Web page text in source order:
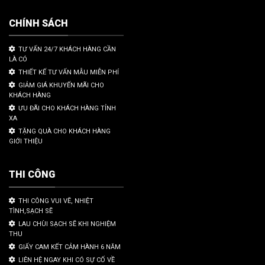
CHÍNH SÁCH
TƯ VẤN 24/7 KHÁCH HÀNG CẦN
LÀ CÓ
THIẾT KẾ TƯ VẤN MẪU MIỄN PHÍ
GIẢM GIÁ KHUYẾN MÃI CHO
KHÁCH HÀNG
ƯU ĐÃI CHO KHÁCH HÀNG TỈNH
XA
TẶNG QUÀ CHO KHÁCH HÀNG
GIỚI THIỆU
THI CÔNG
THI CÔNG VUI VẼ, NHIỆT
TÌNH,SẠCH SẼ
LAU CHÙI SẠCH SẼ KHI NGHIỆM
THU
GIẤY CAM KẾT CẢM HÀNH 6 NĂM
LIÊN HỆ NGAY KHI CÓ SỰ CỐ VỀ